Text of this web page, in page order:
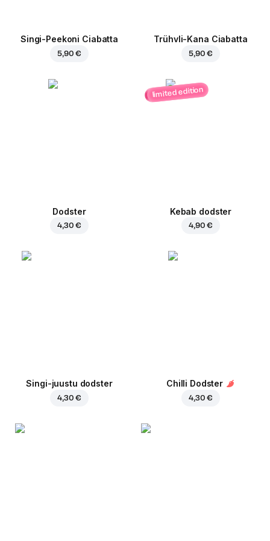
Singi-Peekoni Ciabatta
5,90 €
Trühvli-Kana Ciabatta
5,90 €
Dodster
4,30 €
limited edition
Kebab dodster
4,90 €
Singi-juustu dodster
4,30 €
Chilli Dodster
4,30 €